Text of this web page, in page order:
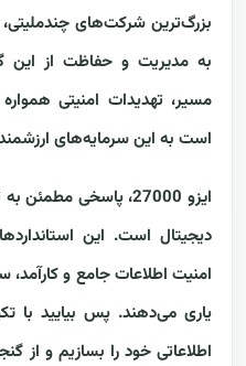
بزرگ‌ترین شرکت‌های
به مدیریت و حفاظت از این
مسیر، تهدیدات امنیتی
است به این سرمایه‌های
ایزو 27000، پاسخی
دیجیتال است. این
امنیت اطلاعات جامع و کارآمد،
یاری می‌دهند. پس بیایید با
اطلاعاتی خود را بسازیم و از